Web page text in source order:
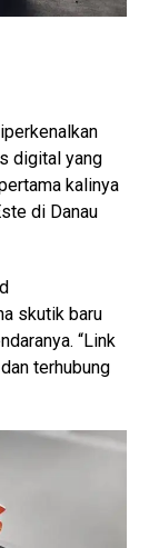
digital yang
kalinya
di Danau
skutik baru
“Link
terhubung